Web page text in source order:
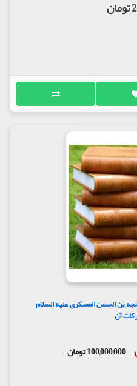
بن الحسن العسکری علیه السلام
آن
100,000,000 تومان